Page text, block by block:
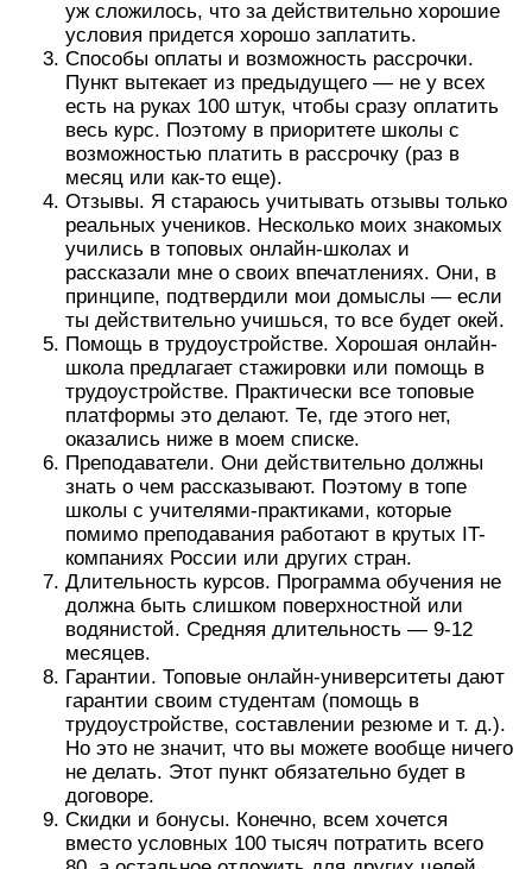
уж сложилось, что за действительно хорошие
условия придется хорошо заплатить.
Способы оплаты и возможность рассрочки.
Пункт вытекает из предыдущего — не у всех
есть на руках 100 штук, чтобы сразу оплатить
весь курс. Поэтому в приоритете школы с
возможностью платить в рассрочку (раз в
месяц или как-то еще).
Отзывы. Я стараюсь учитывать отзывы только
реальных учеников. Несколько моих знакомых
учились в топовых онлайн-школах и
рассказали мне о своих впечатлениях. Они, в
принципе, подтвердили мои домыслы — если
ты действительно учишься, то все будет окей.
Помощь в трудоустройстве. Хорошая онлайн-
школа предлагает стажировки или помощь в
трудоустройстве. Практически все топовые
платформы это делают. Те, где этого нет,
оказались ниже в моем списке.
Преподаватели. Они действительно должны
знать о чем рассказывают. Поэтому в топе
школы с учителями-практиками, которые
помимо преподавания работают в крутых IT-
компаниях России или других стран.
Длительность курсов. Программа обучения не
должна быть слишком поверхностной или
водянистой. Средняя длительность — 9-12
месяцев.
Гарантии. Топовые онлайн-университеты дают
гарантии своим студентам (помощь в
трудоустройстве, составлении резюме и т. д.).
Но это не значит, что вы можете вообще ничего
не делать. Этот пункт обязательно будет в
договоре.
Скидки и бонусы. Конечно, всем хочется
вместо условных 100 тысяч потратить всего